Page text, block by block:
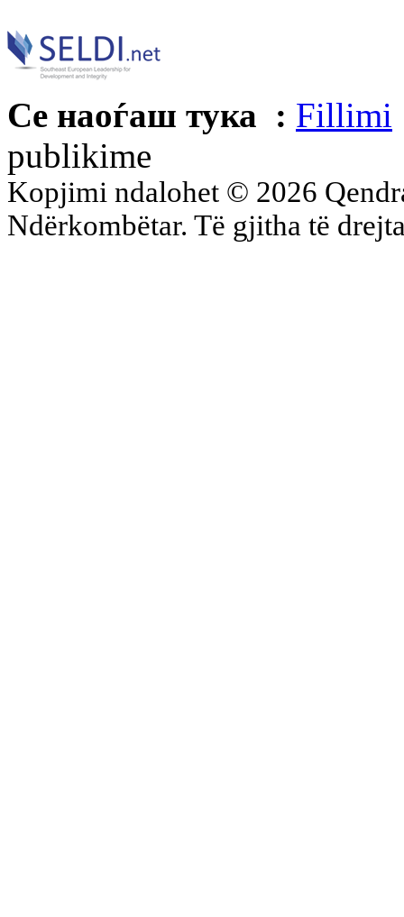
Се наоѓаш тука : Fillimi
publikime
Kopjimi ndalohet © 2026
Ndërkombëtar. Të gjitha të